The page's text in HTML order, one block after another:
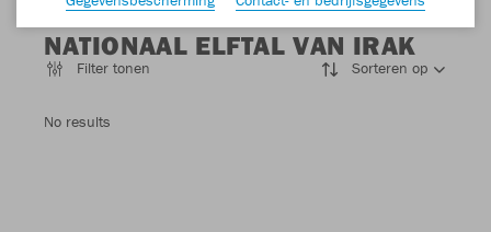
NATIONAAL ELFTAL VAN IRAK
Filter tonen Sorteren op
No results